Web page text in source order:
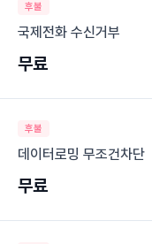
후불
국제전화 수신거부
무료
후불
데이터로밍 무조건차단
무료